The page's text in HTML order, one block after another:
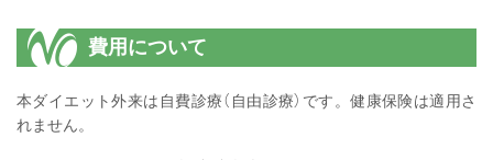
費用について
本ダイエット外来は自費診療（自由診療）です。健康保険は適用さ
れません。